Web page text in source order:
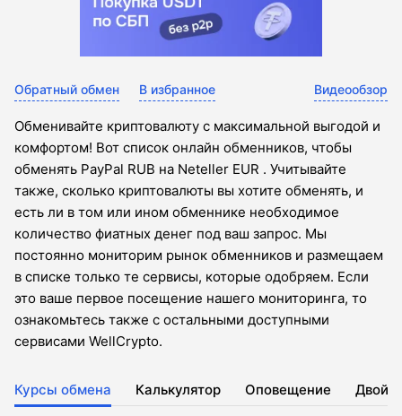
Обратный обмен В избранное Видеообзор
Обменивайте криптовалюту с максимальной выгодой и
комфортом! Вот список онлайн обменников, чтобы
обменять PayPal RUB на Neteller EUR . Учитывайте
также, сколько криптовалюты вы хотите обменять, и
есть ли в том или ином обменнике необходимое
количество фиатных денег под ваш запрос. Мы
постоянно мониторим рынок обменников и размещаем
в списке только те сервисы, которые одобряем. Если
это ваше первое посещение нашего мониторинга, то
ознакомьтесь также с остальными доступными
сервисами WellCrypto.
Курсы обмена Калькулятор Оповещение